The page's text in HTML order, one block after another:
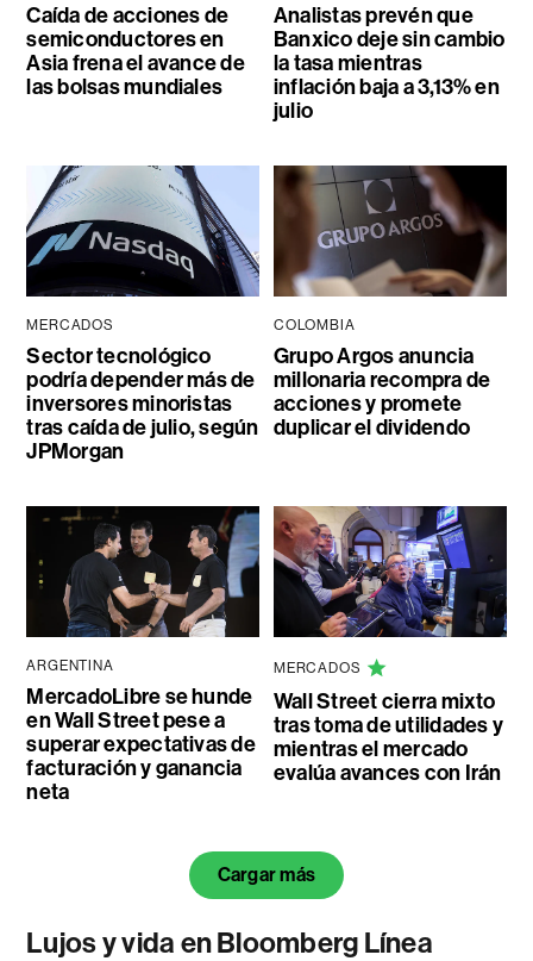
Caída de acciones de
semiconductores en
Asia frena el avance de
las bolsas mundiales
Analistas prevén que
Banxico deje sin cambio
la tasa mientras
inflación baja a 3,13% en
julio
MERCADOS
Sector tecnológico
podría depender más de
inversores minoristas
tras caída de julio, según
JPMorgan
COLOMBIA
Grupo Argos anuncia
millonaria recompra de
acciones y promete
duplicar el dividendo
ARGENTINA
MercadoLibre se hunde
en Wall Street pese a
superar expectativas de
facturación y ganancia
neta
MERCADOS
Wall Street cierra mixto
tras toma de utilidades y
mientras el mercado
evalúa avances con Irán
Cargar más
Lujos y vida en Bloomberg Línea